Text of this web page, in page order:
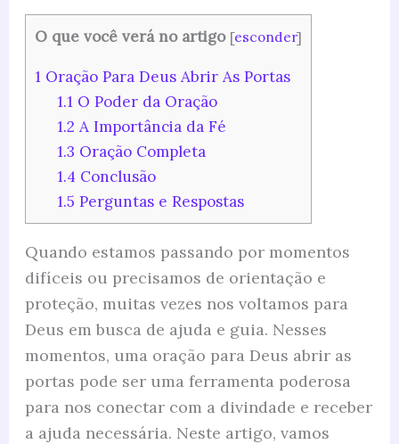
O que você verá no artigo [esconder]
1Oração Para Deus Abrir As Portas
1.1 O Poder da Oração
1.2 A Importância da Fé
1.3 Oração Completa
1.4 Conclusão
1.5 Perguntas e Respostas
Quando estamos passando por momentos
difíceis ou precisamos de orientação e
proteção, muitas vezes nos voltamos para
Deus em busca de ajuda e guia. Nesses
momentos, uma oração para Deus abrir as
portas pode ser uma ferramenta poderosa
para nos conectar com a divindade e receber
a ajuda necessária. Neste artigo, vamos